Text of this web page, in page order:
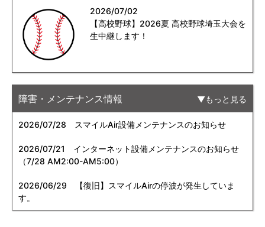
2026/07/02
【高校野球】2026夏 高校野球埼玉大会を
生中継します！
障害・メンテナンス情報 もっと見る
2026/07/28 スマイルAir設備メンテナンスのお知らせ
2026/07/21
インターネット設備メンテナンスのお知らせ
（7/28 AM2:00-AM5:00）
2026/06/29 【復旧】スマイルAirの停波が発生していま
す。